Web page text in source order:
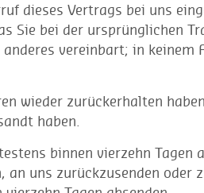
dieses Vertrags bei uns
Sie bei der ursprünglichen
vereinbart; in keinem
wieder zurückerhalten
haben.
binnen vierzehn Tagen
uns zurückzusenden oder